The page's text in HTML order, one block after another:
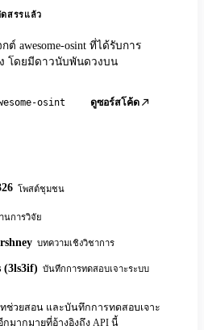
สรรแล้ว
ต์ awesome-osint ที่ได้รับการ
โดยมีดาวนับพันดวงบน
osint ดูซอร์สโค้ด
โพสต์ชุมชน
นการวิจัย
บทความเชิงวิชาการ
(3ls3if) บันทึกการทดสอบเจาะระบบ
ช่วยสอน และบันทึกการทดสอบเจาะ
กมากมายที่อ้างอิงถึง API นี้